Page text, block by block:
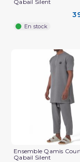
Qabail Silent
En stock
Ensemble Qamis
Qabail Silent